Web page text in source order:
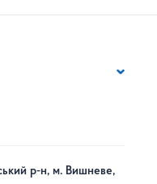
р-н, м. Вишневе,